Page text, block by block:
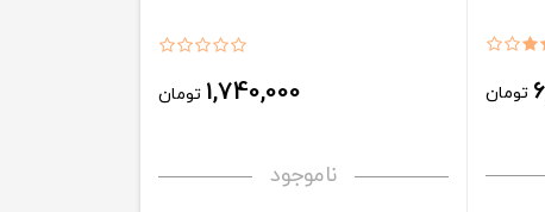
تومان 1,740,000 تومان
ناموجود